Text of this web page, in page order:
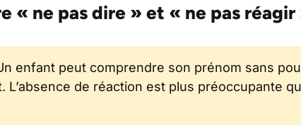
« ne pas dire » et « ne pas réagir
enfant peut comprendre son prénom sans
L’absence de réaction est plus préoccupante